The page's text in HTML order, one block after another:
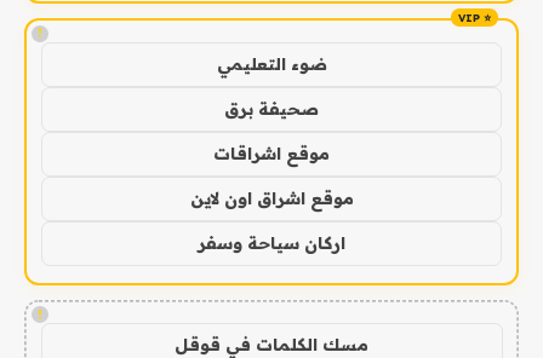
!
ضوء التعليمي
صحيفة برق
موقع اشراقات
موقع اشراق اون لاين
اركان سياحة وسفر
!
مسك الكلمات في قوقل